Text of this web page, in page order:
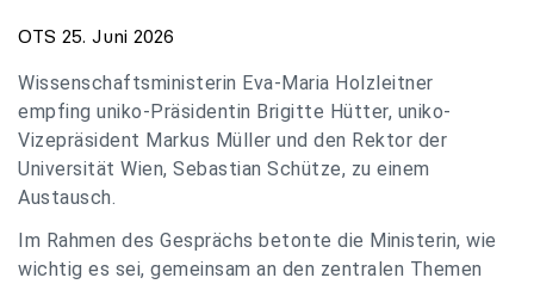
OTS 25. Juni 2026
Wissenschaftsministerin Eva-Maria Holzleitner
empfing uniko-Präsidentin Brigitte Hütter, uniko-
Vizepräsident Markus Müller und den Rektor der
Universität Wien, Sebastian Schütze, zu einem
Austausch.
Im Rahmen des Gesprächs betonte die Ministerin, wie
wichtig es sei, gemeinsam an den zentralen Themen